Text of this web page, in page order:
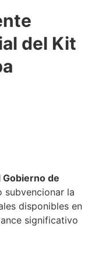
del Kit
Gobierno de
subvencionar la
disponibles en
significativo